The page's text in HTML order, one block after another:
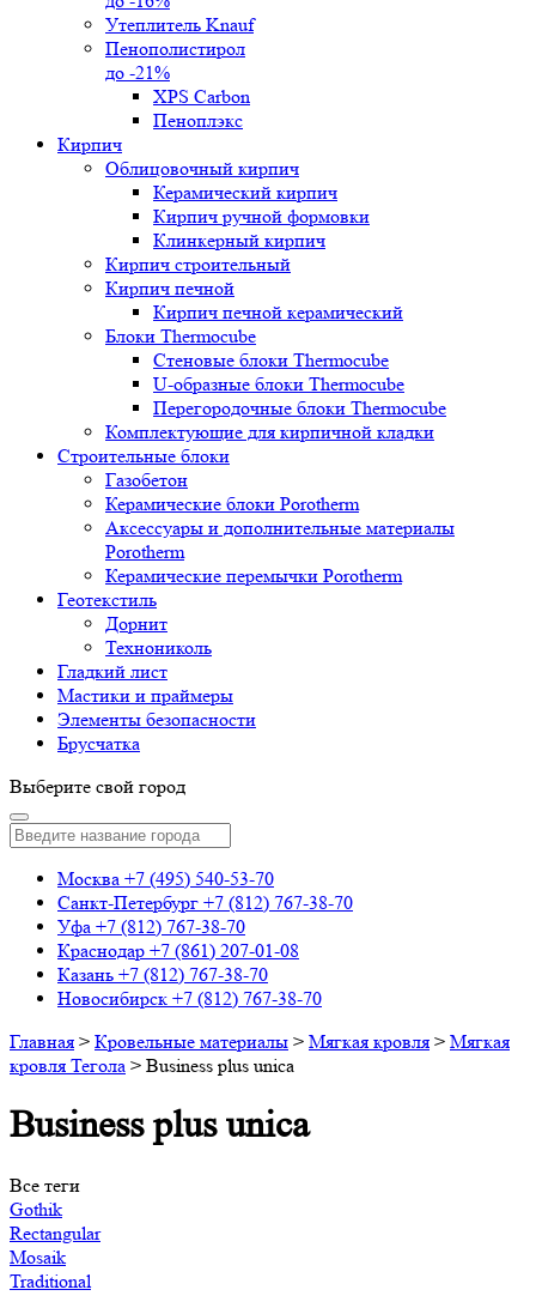
Утеплитель Knauf
Пенополистирол
до -21%
XPS Carbon
Пеноплэкс
Кирпич
Облицовочный кирпич
Керамический кирпич
Кирпич ручной формовки
Клинкерный кирпич
Кирпич строительный
Кирпич печной
Кирпич печной керамический
Блоки Thermocube
Стеновые блоки Thermocube
U-образные блоки Thermocube
Перегородочные блоки Thermocube
Комплектующие для кирпичной кладки
Строительные блоки
Газобетон
Керамические блоки Porotherm
Аксессуары и дополнительные материалы
Porotherm
Керамические перемычки Porotherm
Геотекстиль
Дорнит
Технониколь
Гладкий лист
Мастики и праймеры
Элементы безопасности
Брусчатка
Выберите свой город
Москва +7 (495) 540-53-70
Санкт-Петербург +7 (812) 767-38-70
Уфа +7 (812) 767-38-70
Краснодар +7 (861) 207-01-08
Казань +7 (812) 767-38-70
Новосибирск +7 (812) 767-38-70
Главная > Кровельные материалы > Мягкая кровля > Мягкая
кровля Тегола > Business plus unica
Business plus unica
Все теги
Gothik
Rectangular
Mosaik
Traditional